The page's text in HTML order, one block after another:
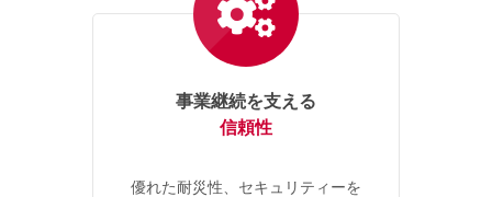
事業継続を支える
信頼性
優れた耐災性、セキュリティーを